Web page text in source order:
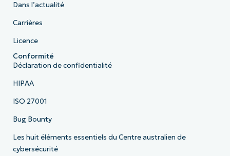
Dans l’actualité
Carrières
Licence
Conformité
Déclaration de confidentialité
HIPAA
ISO 27001
Bug Bounty
Les huit éléments essentiels du Centre australien de
cybersécurité